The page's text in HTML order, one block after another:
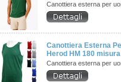
Canottiera esterna per
Canottiera Esterna
Herod HM 180
Canottiera esterna per